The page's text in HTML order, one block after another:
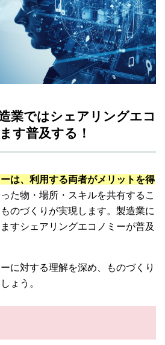
業ではシェアリングエコ
す普及する！
は、利用する両者がメリットを得
た物・場所・スキルを共有するこ
のづくりが実現します。製造業に
すシェアリングエコノミーが普及
に対する理解を深め、ものづくり
ょう。